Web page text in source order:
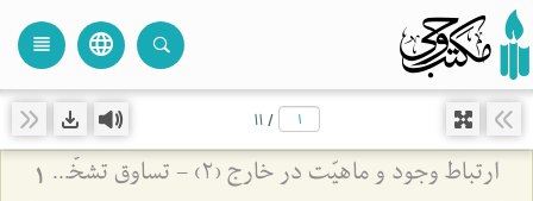
language
view_headline
/
11
ارتباط وجود و ماهیّت در خارج (2) - تساوق تشخّص و شیئیّت با وجود 1